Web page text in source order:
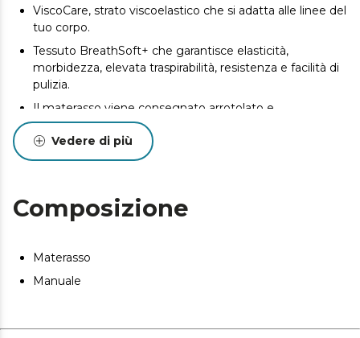
ViscoCare, strato viscoelastico che si adatta alle linee del
tuo corpo.
Tessuto BreathSoft+ che garantisce elasticità,
morbidezza, elevata traspirabilità, resistenza e facilità di
pulizia.
Il materasso viene consegnato arrotolato e
confezionato sottovuoto per trasportarlo nel modo più
comodo.
Vedere di più
Composizione
Materasso
Manuale